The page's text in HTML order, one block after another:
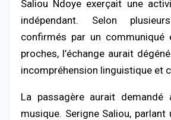
Saliou Ndoye exerçait une
indépendant. Selon
confirmés par un communiqué
proches, l’échange aurait
incompréhension linguistique et
La passagère aurait demandé
musique. Serigne Saliou, parlant